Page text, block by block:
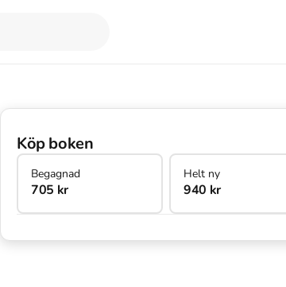
Köp boken
Begagnad
705 kr
Helt ny
940 kr